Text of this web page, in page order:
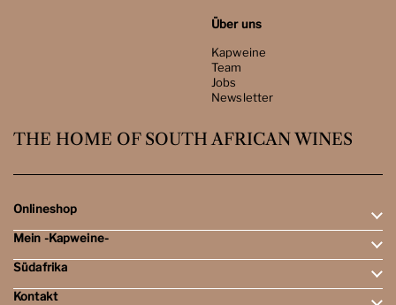
Über uns
Kapweine
Team
Jobs
Newsletter
THE HOME OF SOUTH AFRICAN WINES
Onlineshop
Rotweine
Weissweine
Schaumweine
Tasting-Sets
Dessert- & Port-Weine
Mein -Kapweine-
Mein Konto
Meine Bestellungen
Wunschliste
Südafrika
Weingebiete
Kontakt